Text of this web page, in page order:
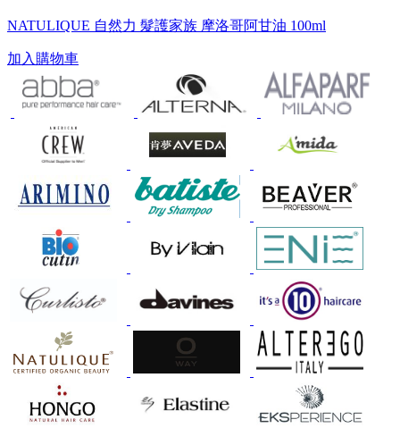
NATULIQUE 自然力 髮護家族 摩洛哥阿甘油 100ml
加入購物車